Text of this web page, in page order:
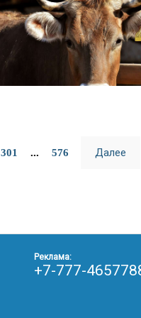
301 ... 576 Далее
Реклама:
+7-777-